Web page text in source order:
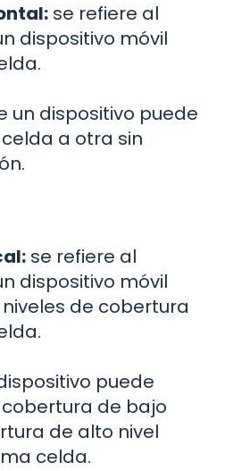
se refiere al
dispositivo móvil
un dispositivo puede
a otra sin
se refiere al
dispositivo móvil
de cobertura
puede
de bajo
de alto nivel
celda.